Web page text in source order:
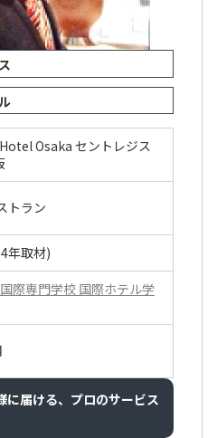
Osaka セントレジス
トラン
年取材)
際専門学校 国際ホテル学
に届ける、プロのサービス